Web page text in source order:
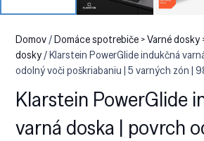
Domov/Domáce spotrebiče > Varné dosky
dosky/ Klarstein PowerGlide indukčná
odolný voči poškriabaniu | 5 varných zón |
Klarstein PowerGlide
varná doska | povrch